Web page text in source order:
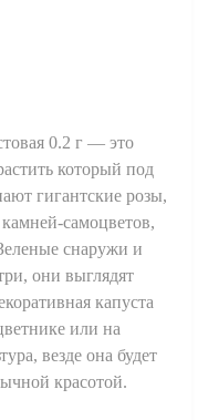
0.2 г — это
который под
гигантские розы,
самоцветов,
снаружи и
они выглядят
капуста
или на
везде она будет
красотой.